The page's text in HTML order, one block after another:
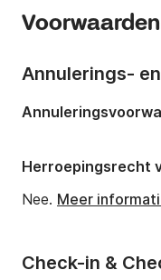
Capaciteit aan
Voorwaarden
Check-in &
Annulerings-
Herroepingsrecht
Nee. Meer